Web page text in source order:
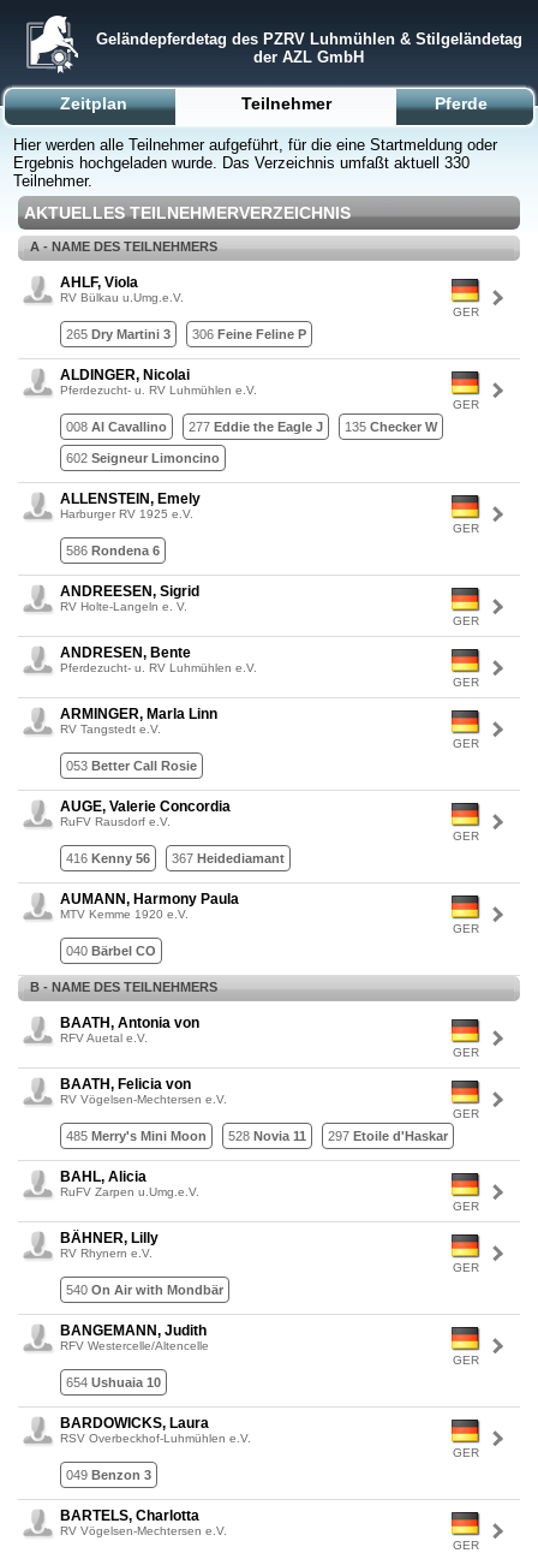
Geländepferdetag des PZRV Luhmühlen & Stilgeländetag
der AZL GmbH
Zeitplan Teilnehmer Pferde
Hier werden alle Teilnehmer aufgeführt, für die eine Startmeldung oder
Ergebnis hochgeladen wurde. Das Verzeichnis umfaßt aktuell 330
Teilnehmer.
AKTUELLES TEILNEHMERVERZEICHNIS
A - NAME DES TEILNEHMERS
GER
AHLF, Viola
RV Bülkau u.Umg.e.V.
265 Dry Martini 3 306 Feine Feline P
GER
ALDINGER, Nicolai
Pferdezucht- u. RV Luhmühlen e.V.
008 Al Cavallino 277 Eddie the Eagle J 135 Checker W
602 Seigneur Limoncino
GER
ALLENSTEIN, Emely
Harburger RV 1925 e.V.
586 Rondena 6
GER
ANDREESEN, Sigrid
RV Holte-Langeln e. V.
GER
ANDRESEN, Bente
Pferdezucht- u. RV Luhmühlen e.V.
GER
ARMINGER, Marla Linn
RV Tangstedt e.V.
053 Better Call Rosie
GER
AUGE, Valerie Concordia
RuFV Rausdorf e.V.
416 Kenny 56 367 Heidediamant
GER
AUMANN, Harmony Paula
MTV Kemme 1920 e.V.
040 Bärbel CO
B - NAME DES TEILNEHMERS
GER
BAATH, Antonia von
RFV Auetal e.V.
GER
BAATH, Felicia von
RV Vögelsen-Mechtersen e.V.
485 Merry's Mini Moon 528 Novia 11 297 Etoile d'Haskar
GER
BAHL, Alicia
RuFV Zarpen u.Umg.e.V.
GER
BÄHNER, Lilly
RV Rhynern e.V.
540 On Air with Mondbär
GER
BANGEMANN, Judith
RFV Westercelle/Altencelle
654 Ushuaia 10
GER
BARDOWICKS, Laura
RSV Overbeckhof-Luhmühlen e.V.
049 Benzon 3
GER
BARTELS, Charlotta
RV Vögelsen-Mechtersen e.V.